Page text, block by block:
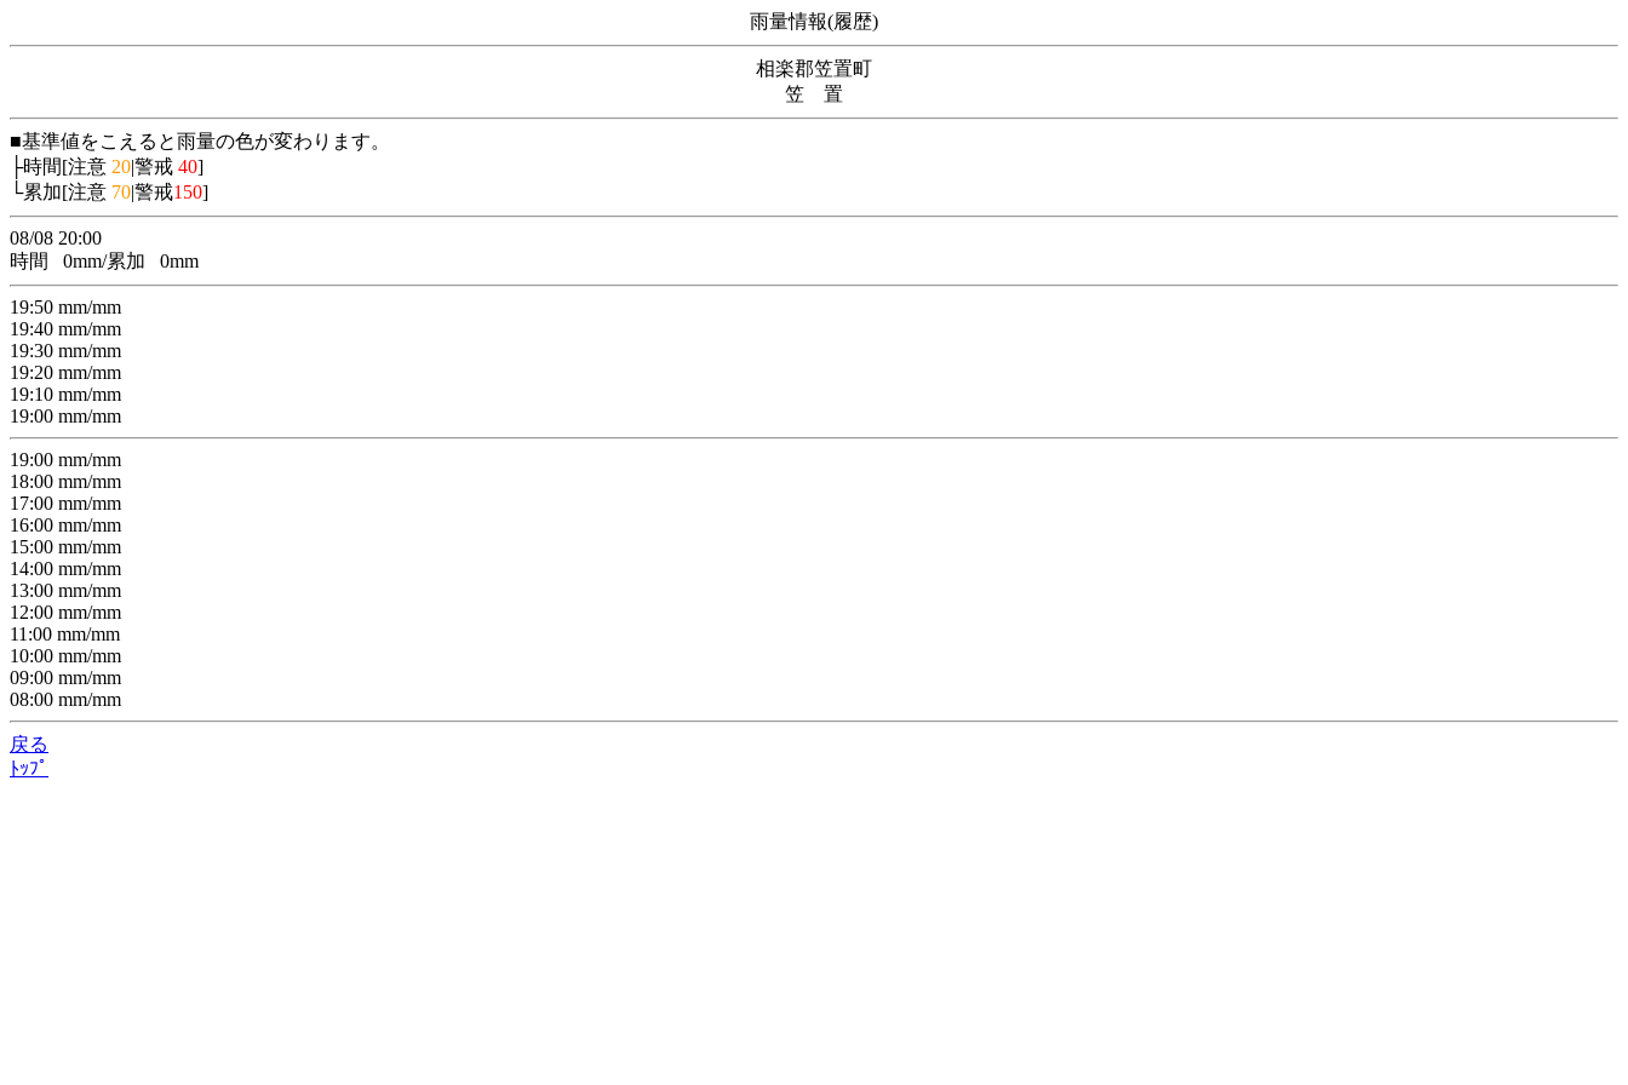
雨量情報(履歴)
相楽郡笠置町
笠 置
■基準値をこえると雨量の色が変わります。
├時間[注意 20|警戒 40]
└累加[注意 70|警戒150]
08/08 20:00
時間
0mm/累加 0mm
19:50 mm/mm
19:40 mm/mm
19:30 mm/mm
19:20 mm/mm
19:10 mm/mm
19:00 mm/mm
19:00 mm/mm
18:00 mm/mm
17:00 mm/mm
16:00 mm/mm
15:00 mm/mm
14:00 mm/mm
13:00 mm/mm
12:00 mm/mm
11:00 mm/mm
10:00 mm/mm
09:00 mm/mm
08:00 mm/mm
戻る
ﾄｯﾌﾟ